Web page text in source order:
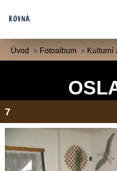
Úvod » Fotoalbum » Kulturní
7